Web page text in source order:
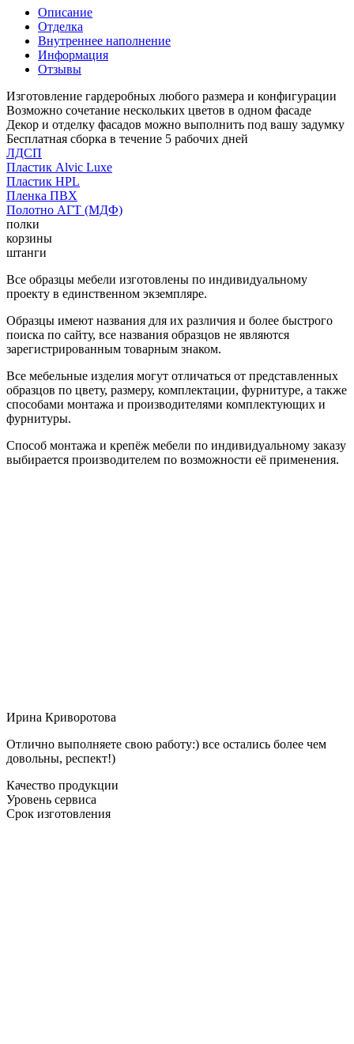
Описание
Отделка
Внутреннее наполнение
Информация
Отзывы
Изготовление гардеробных любого размера и конфигурации
Возможно сочетание нескольких цветов в одном фасаде
Декор и отделку фасадов можно выполнить под вашу задумку
Бесплатная сборка в течение 5 рабочих дней
ЛДСП
Пластик Alvic Luxe
Пластик HPL
Пленка ПВХ
Полотно АГТ (МДФ)
полки
корзины
штанги
Все образцы мебели изготовлены по индивидуальному
проекту в единственном экземпляре.
Образцы имеют названия для их различия и более быстрого
поиска по сайту, все названия образцов не являются
зарегистрированным товарным знаком.
Все мебельные изделия могут отличаться от представленных
образцов по цвету, размеру, комплектации, фурнитуре, а также
способами монтажа и производителями комплектующих и
фурнитуры.
Способ монтажа и крепёж мебели по индивидуальному заказу
выбирается производителем по возможности её применения.
Ирина Криворотова
Отлично выполняете свою работу:) все остались более чем
довольны, респект!)
Качество продукции
Уровень сервиса
Срок изготовления